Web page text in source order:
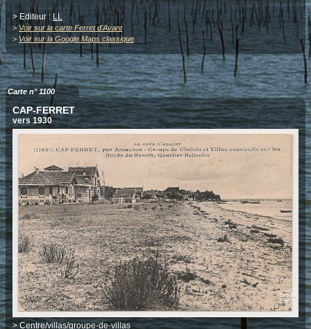
> Editeur : LL
> Voir sur la carte Ferret d'Avant
> Voir sur la Google Maps classique
Carte n° 1100
CAP-FERRET
vers 1930
>Centre/villas/groupe-de-villas